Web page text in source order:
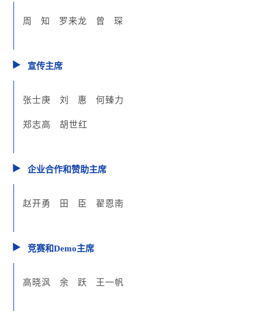
周 知 罗来龙 曾 琛
宣传主席
张士庚 刘 惠 何臻力
郑志高 胡世红
企业合作和赞助主席
赵开勇 田 臣 翟恩南
竞赛和Demo主席
高晓沨 余 跃 王一帆